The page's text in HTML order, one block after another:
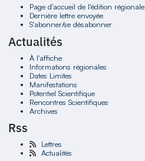
Page d'accueil de l'édition régionale
Dernière lettre envoyée
S'abonner/se désabonner
Actualités
À l'affiche
Informations régionales
Dates Limites
Manifestations
Potentiel Scientifique
Rencontres Scientifiques
Archives
Rss
Lettres
Actualités